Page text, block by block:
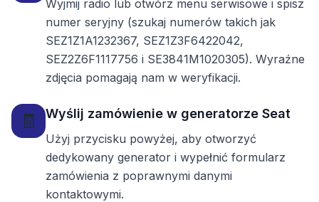
Wyjmij radio lub otwórz menu serwisowe i spisz
numer seryjny (szukaj numerów takich jak
SEZ1Z1A1232367, SEZ1Z3F6422042,
SEZ2Z6F1117756 i SE3841M1020305). Wyraźne
zdjęcia pomagają nam w weryfikacji.
🧾 Wyślij zamówienie w generatorze Seat
Użyj przycisku powyżej, aby otworzyć
dedykowany generator i wypełnić formularz
zamówienia z poprawnymi danymi
kontaktowymi.